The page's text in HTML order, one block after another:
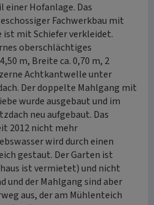
einer Hofanlage. Das
Fachwerkbau mit
mit Schiefer verkleidet.
oberschlächtiges
m, Breite ca. 0,70 m, 2
Achtkantwelle unter
Der doppelte Mahlgang mit
wurde ausgebaut und im
neu aufgebaut. Das
2012 nicht mehr
wird durch einen
gestaut. Der Garten ist
ist vermietet) und nicht
und der Mahlgang sind aber
aus, der am Mühlenteich